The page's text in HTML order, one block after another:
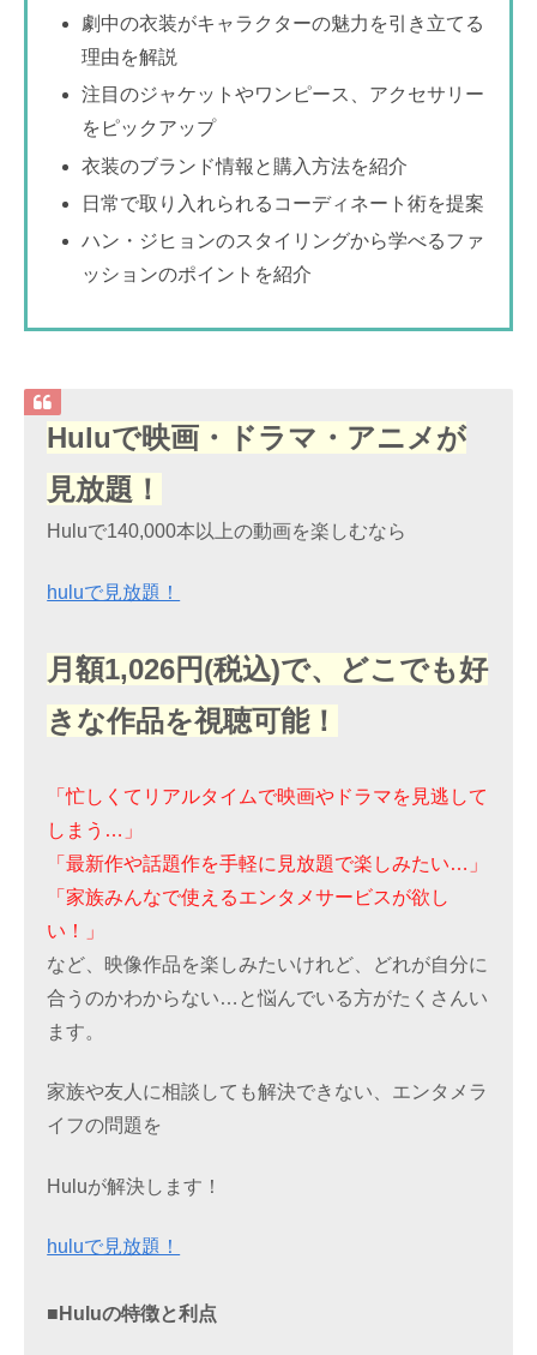
劇中の衣装がキャラクターの魅力を引き立てる
理由を解説
注目のジャケットやワンピース、アクセサリー
をピックアップ
衣装のブランド情報と購入方法を紹介
日常で取り入れられるコーディネート術を提案
ハン・ジヒョンのスタイリングから学べるファ
ッションのポイントを紹介
Huluで映画・ドラマ・アニメが
見放題！
Huluで140,000本以上の動画を楽しむなら
huluで見放題！
月額1,026円(税込)で、どこでも好
きな作品を視聴可能！
「忙しくてリアルタイムで映画やドラマを見逃して
しまう…」
「最新作や話題作を手軽に見放題で楽しみたい…」
「家族みんなで使えるエンタメサービスが欲し
い！」
など、映像作品を楽しみたいけれど、どれが自分に
合うのかわからない…と悩んでいる方がたくさんい
ます。
家族や友人に相談しても解決できない、エンタメラ
イフの問題を
Huluが解決します！
huluで見放題！
■Huluの特徴と利点